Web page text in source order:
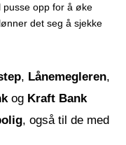
pusse opp for å øke
det seg å sjekke
, Lånemegleren,
og Kraft Bank
, også til de med